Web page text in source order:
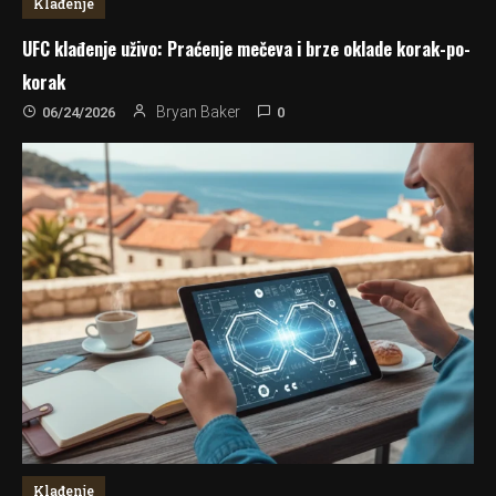
UFC klađenje uživo: Praćenje mečeva i brze oklade korak-po-
korak
06/24/2026 Bryan Baker 0
Klađenje